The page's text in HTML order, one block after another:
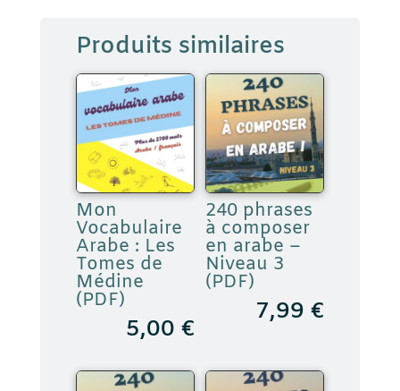
Produits similaires
Mon
Vocabulaire
Arabe : Les
Tomes de
Médine
(PDF)
5,00€
240 phrases
à composer
en arabe –
Niveau 3
(PDF)
7,99€